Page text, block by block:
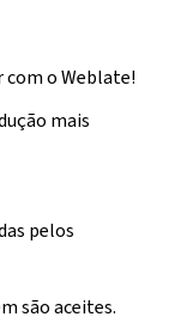
o Weblate!
mais
pelos
são aceites.